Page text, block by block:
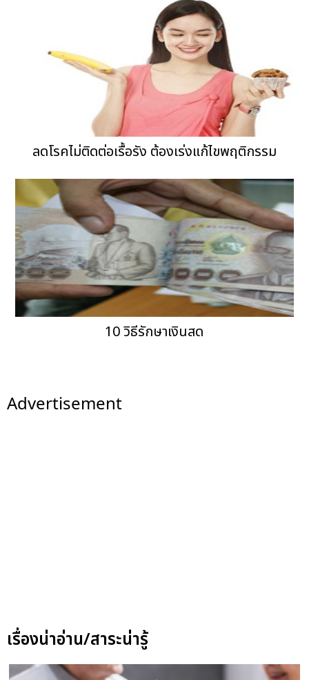
ลดโรคไม่ติดต่อเรื้อรัง ต้องเร่งแก้ไขพฤติกรรม
10 วิธีรักษาเงินสด
Advertisement
เรื่องน่าอ่าน/สาระน่ารู้